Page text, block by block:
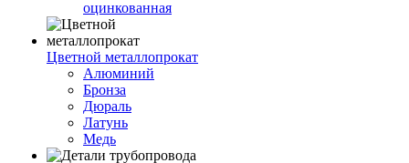
оцинкованная
Цветной металлопрокат
Алюминий
Бронза
Дюраль
Латунь
Медь